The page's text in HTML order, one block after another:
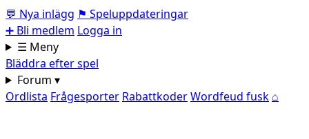
💬 Nya inlägg ⚑ Speluppdateringar
➕ Bli medlem Logga in
☰ Meny
Bläddra efter spel
Forum ▾
Ordlista Frågesporter RabattkoderWordfeud fusk ⌂